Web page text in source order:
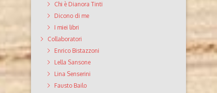
Chi è Dianora Tinti
Dicono di me
I miei libri
Collaboratori
Enrico Bistazzoni
Lella Sansone
Lina Senserini
Fausto Bailo